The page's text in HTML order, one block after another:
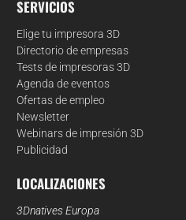
SERVICIOS
Elige tu impresora 3D
Directorio de empresas
Tests de impresoras 3D
Agenda de eventos
Ofertas de empleo
Newsletter
Webinars de impresión 3D
Publicidad
LOCALIZACIONES
3Dnatives Europa